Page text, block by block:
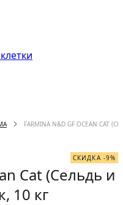
FARMINA N&D GF OCEAN
СКИДКА -9%
Cat (Сельдь и
10 кг